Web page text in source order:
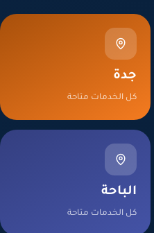
جدة
كل الخدمات متاحة
الباحة
كل الخدمات متاحة